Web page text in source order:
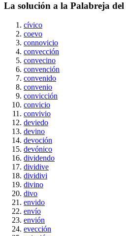
La solución a la Palabreja del
cívico
coevo
connovicio
convección
convecino
convención
convenido
convenio
convicción
convicio
convivio
deviedo
devino
devoción
devónico
dividendo
dividive
dividivi
divino
divo
envido
envío
envión
evección